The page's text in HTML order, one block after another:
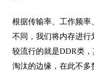
根据传输率、工作频率
不同，我们将内存进行
较流行的就是DDR类
淘汰的边缘，在此不多